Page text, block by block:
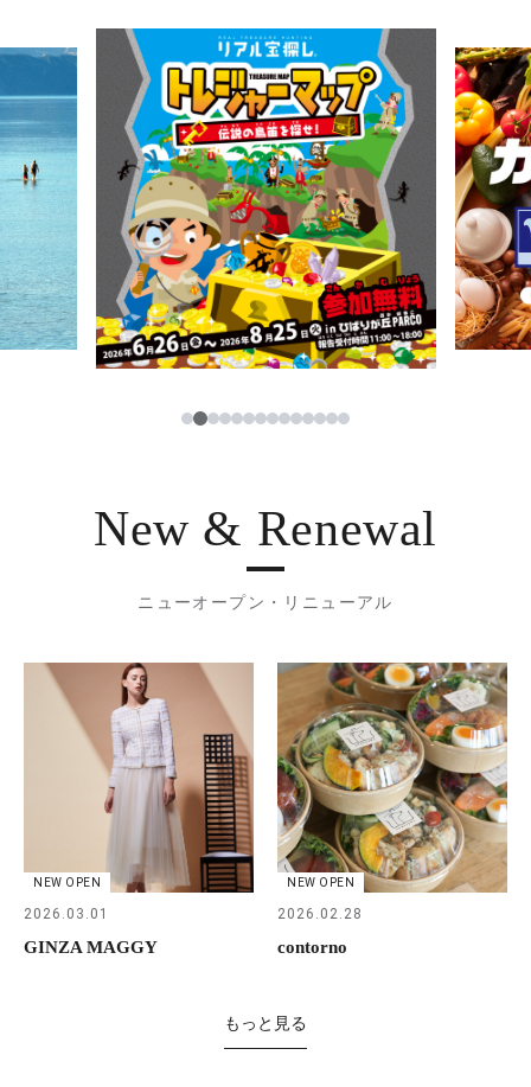
レストラン・カフェ
TAX FREE
PARCOメンバーズ
JP
ภาษาไทย
日本語
123456789101112
13
New & Renewal
ニューオープン・リニューアル
NEW OPEN
2026.03.01
GINZA MAGGY
NEW OPEN
2026.02.28
contorno
もっと見る